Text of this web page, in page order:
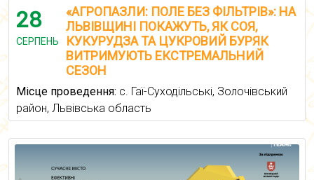
28
СЕРПЕНЬ
«АГРОПАЗЛИ: ПОЛЕ БЕЗ ФІЛЬТРІВ»: НА
ЛЬВІВЩИНІ ПОКАЖУТЬ, ЯК СОЯ,
КУКУРУДЗА ТА ЦУКРОВИЙ БУРЯК
ВИТРИМУЮТЬ ЕКСТРЕМАЛЬНИЙ
СЕЗОН
Місце проведення: с. Гаї-Суходільські, Золочівський
район, Львівська область